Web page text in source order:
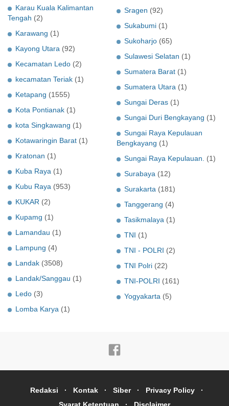
Karau Kuala Kalimantan
Tengah (2)
Karawang (1)
Kayong Utara (92)
Kecamatan Ledo (2)
kecamatan Teriak (1)
Ketapang (1555)
Kota Pontianak (1)
kota Singkawang (1)
Kotawaringin Barat (1)
Kratonan (1)
Kuba Raya (1)
Kubu Raya (953)
KUKAR (2)
Kupamg (1)
Lamandau (1)
Lampung (4)
Landak (3508)
Landak/Sanggau (1)
Ledo (3)
Lomba Karya (1)
Sragen (92)
Sukabumi (1)
Sukoharjo (65)
Sulawesi Selatan (1)
Sumatera Barat (1)
Sumatera Utara (1)
Sungai Deras (1)
Sungai Duri Bengkayang (1)
Sungai Raya Kepulauan
Bengkayang (1)
Sungai Raya Kepulauan. (1)
Surabaya (12)
Surakarta (181)
Tanggerang (4)
Tasikmalaya (1)
TNI (1)
TNI - POLRI (2)
TNI Polri (22)
TNI-POLRI (161)
Yogyakarta (5)
Redaksi Kontak Siber
Privacy Policy